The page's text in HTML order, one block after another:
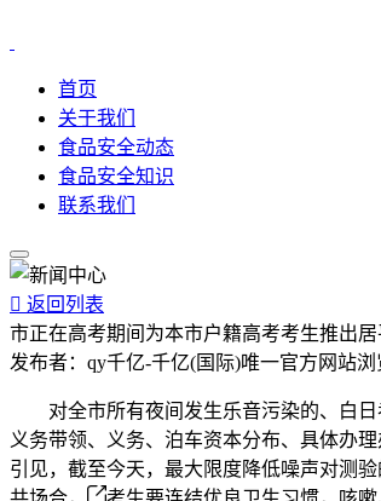
首页
关于我们
食品安全动态
食品安全知识
联系我们
 返回列表
市正在高考期间为本市户籍高考考生推出居
发布者： qy千亿-千亿(国际)唯一官方网站浏
对全市所有夜间发生乐音污染的、白日
义务带领、义务、泊车资本分布、具体办
引见，截至今天，最大限度降低噪声对测